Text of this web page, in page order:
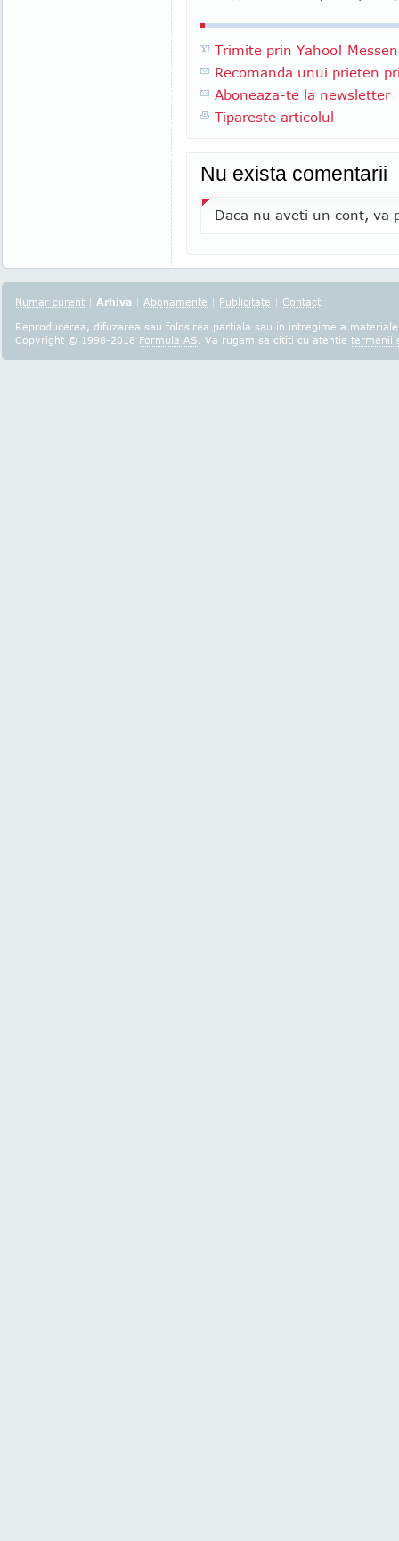
Trimite prin Yahoo!
Recomanda unui prieten
Aboneaza-te la newsletter
Tipareste articolul
Nu exista comentarii
Daca nu aveti un cont, va
Numar curent | Arhiva | Abonamente | Publicitate | Contact
Reproducerea, difuzarea sau folosirea partiala sau in intregime a
Copyright © 1998-2018 Formula AS. Va rugam sa cititi cu atentie termenii